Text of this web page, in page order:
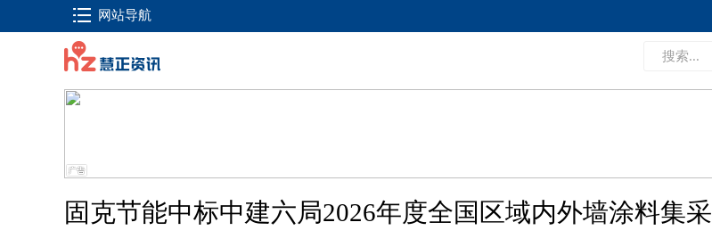
网站导航
固克节能中标中建六局2026年度全国区域内外墙涂料集采